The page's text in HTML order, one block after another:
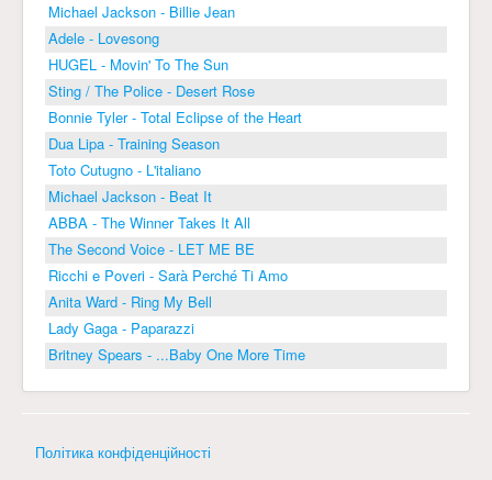
Michael Jackson - Billie Jean
Adele - Lovesong
HUGEL - Movin' To The Sun
Sting / The Police - Desert Rose
Bonnie Tyler - Total Eclipse of the Heart
Dua Lipa - Training Season
Toto Cutugno - L'italiano
Michael Jackson - Beat It
ABBA - The Winner Takes It All
The Second Voice - LET ME BE
Ricchi e Poveri - Sarà Perché Ti Amo
Anita Ward - Ring My Bell
Lady Gaga - Paparazzi
Britney Spears - ...Baby One More Time
Політика конфіденційності